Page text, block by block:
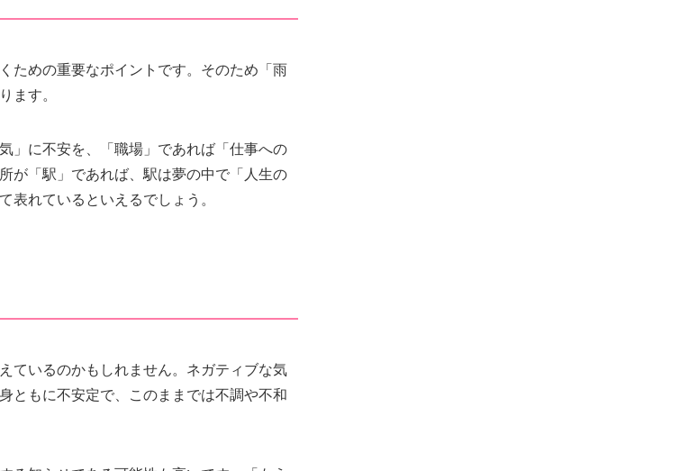
ための重要なポイントです。そのため「雨
ます。
」に不安を、「職場」であれば「仕事への
が「駅」であれば、駅は夢の中で「人生の
れているといえるでしょう。
ているのかもしれません。ネガティブな気
ともに不安定で、このままでは不調や不和